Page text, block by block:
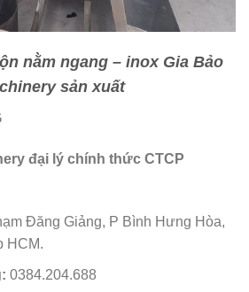
nằm ngang – inox Gia Bảo
sản xuất
đại lý chính thức CTCP
Đăng Giảng, P Bình Hưng Hòa,
HCM.
0384.204.688